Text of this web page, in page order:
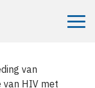
Menu
van
HIV met